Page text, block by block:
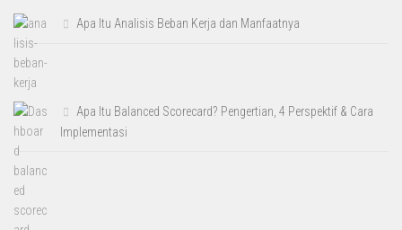
Apa Itu Analisis Beban Kerja dan Manfaatnya
Apa Itu Balanced Scorecard? Pengertian, 4 Perspektif & Cara
Implementasi